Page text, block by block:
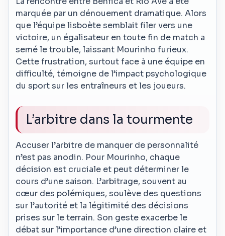
marquée par un dénouement dramatique. Alors
que l’équipe lisboète semblait filer vers une
victoire, un égalisateur en toute fin de match a
semé le trouble, laissant Mourinho furieux.
Cette frustration, surtout face à une équipe en
difficulté, témoigne de l’impact psychologique
du sport sur les entraîneurs et les joueurs.
L’arbitre dans la tourmente
Accuser l’arbitre de manquer de personnalité
n’est pas anodin. Pour Mourinho, chaque
décision est cruciale et peut déterminer le
cours d’une saison. L’arbitrage, souvent au
cœur des polémiques, soulève des questions
sur l’autorité et la légitimité des décisions
prises sur le terrain. Son geste exacerbe le
débat sur l’importance d’une direction claire et